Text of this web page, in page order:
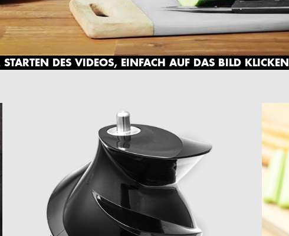
DES VIDEOS, EINFACH AUF DAS BILD KLICKEN